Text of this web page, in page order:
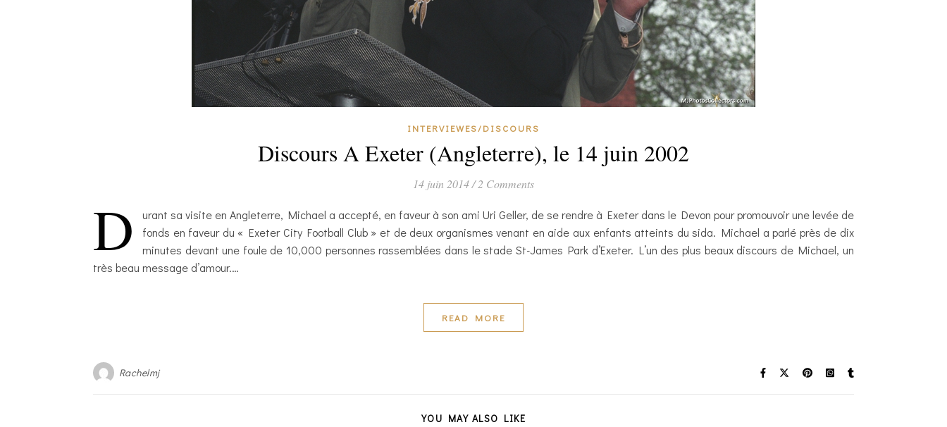
INTERVIEWES/DISCOURS
Discours A Exeter (Angleterre), le 14 juin 2002
14 juin 2014/2 Comments
D
urant sa visite en Angleterre, Michael a accepté, en faveur à son ami Uri Geller, de se rendre à Exeter dans le Devon pour promouvoir une levée de
fonds en faveur du « Exeter City Football Club » et de deux organismes venant en aide aux enfants atteints du sida. Michael a parlé près de dix
minutes devant une foule de 10,000 personnes rassemblées dans le stade St-James Park d’Exeter. L’un des plus beaux discours de Michael, un
très beau message d’amour.…
READ MORE
Rachelmj
YOU MAY ALSO LIKE